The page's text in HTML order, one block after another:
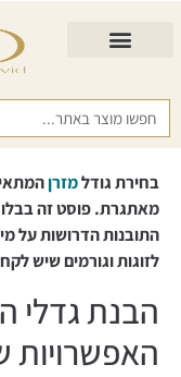
בחירת גודלמזרן
מאתגרת. פוסט זה
התובנות הדרושות על
לזוגות וגורמים שיש
הבנת גדלי
האפשרויות